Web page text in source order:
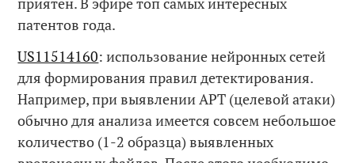
патентов года.
US11514160: использование нейронных сетей
для формирования правил детектирования.
Например, при выявлении APT (целевой атаки)
обычно для анализа имеется совсем небольшое
количество (1-2 образца) выявленных